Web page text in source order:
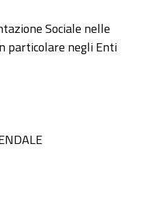
Sociale nelle
particolare negli Enti